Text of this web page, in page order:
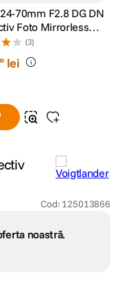
70mm F2.8 DG DN
Foto Mirrorless
Sony E
(3)
lei
Cod: 125013866
noastră.